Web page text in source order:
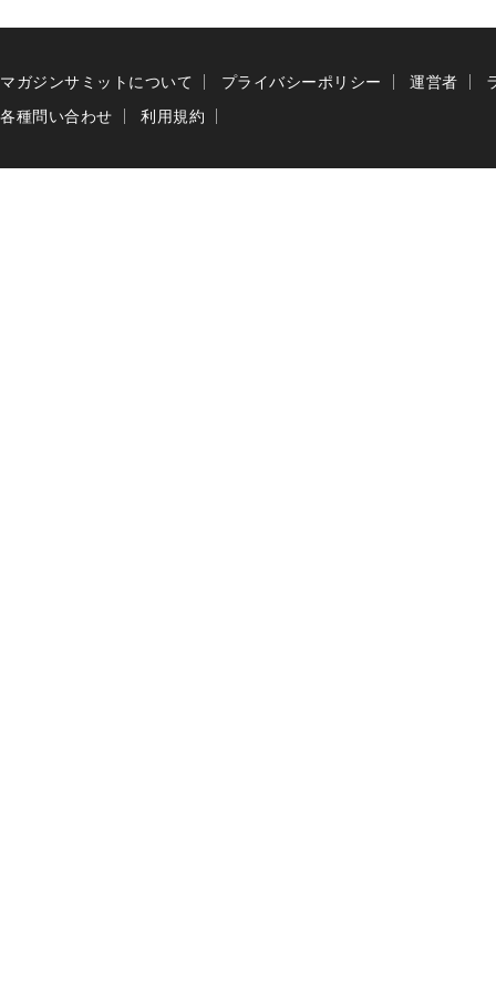
マガジンサミットについて プライバシーポリシー 運営者
各種問い合わせ
利用規約